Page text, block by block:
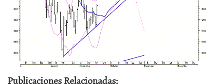
Publicaciones Relacionadas: